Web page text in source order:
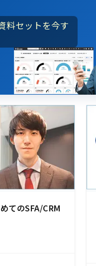
料セットを今す
てのSFA/CRM